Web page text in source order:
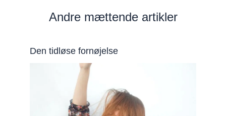
Andre mættende artikler
Den tidløse fornøjelse